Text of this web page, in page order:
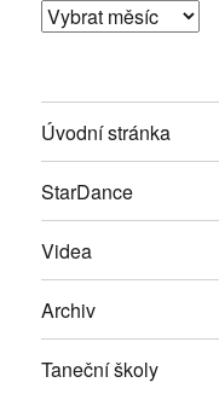
Archivy
Úvodní stránka
StarDance
Videa
Archiv
Taneční školy